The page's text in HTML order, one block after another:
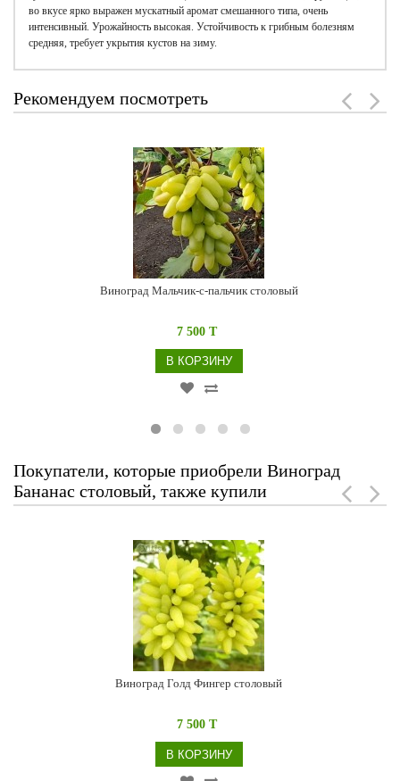
во вкусе ярко выражен мускатный аромат смешанного типа, очень
интенсивный. Урожайность высокая. Устойчивость к грибным болезням
средняя, требует укрытия кустов на зиму.
Рекомендуем посмотреть
Виноград Мальчик-с-пальчик столовый
7 500 T
В КОРЗИНУ
Покупатели, которые приобрели Виноград
Бананас столовый, также купили
Виноград Голд Фингер столовый
7 500 T
В КОРЗИНУ